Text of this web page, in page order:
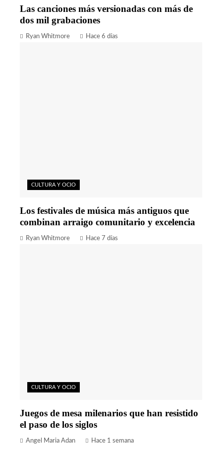
Las canciones más versionadas con más de
dos mil grabaciones
Ryan Whitmore Hace 6 días
CULTURA Y OCIO
Los festivales de música más antiguos que
combinan arraigo comunitario y excelencia
Ryan Whitmore Hace 7 días
CULTURA Y OCIO
Juegos de mesa milenarios que han resistido
el paso de los siglos
Angel Maria Adan Hace 1 semana